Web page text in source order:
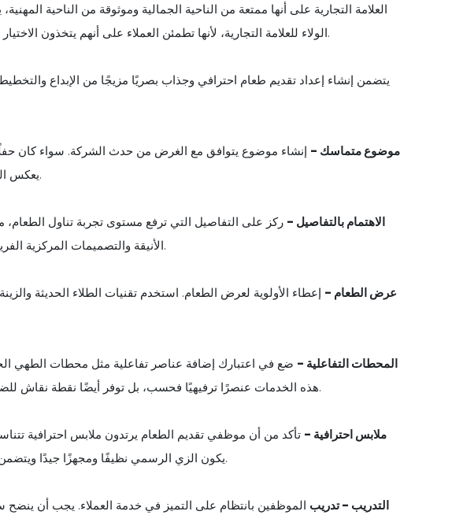
العلامة التجارية على أنها ممتعة من الناحية الجمالية وموثوقة من الناحية
الولاء للعلامة التجارية، لأنها تطمئن العملاء على أنهم يتخذونالخاصة بهم.
يتضمن إنشاء إعداد تقديم طعام احترافي وجذاب بصريًا مزيجًا من الإبداع
1. موضوع متماسك - إنشاء موضوع يتوافق مع الغرض من حدث الشركة. سواء كان
يعكس الموضوع النغمة ويكمل صورة العلامة التجارية.
2. الاهتمام بالتفاصيل - ركز على التفاصيل التي ترفع مستوى تجربة تناول الطعام،
الأنيقة والتصميمات المركزية الفريدة التي تعكس موضوع الحدث ونظام الألوان.
3. عرض الطعام - إعطاء الأولوية لعرض الطعام. استخدم تقنيات الطلاء الحديثة
4. المحطات التفاعلية - ضع في اعتبارك إضافة عناصر تفاعلية مثل محطات الطهي
هذه الخدمات عنصرًا ترفيهيًا فحسب، بل توفر أيضًا نقطة نقاش للضيوف، مما يجعل خدمة تقديم الطعام لا تُنسى.
5. ملابس احترافية - تأكد من أن موظفي تقديم الطعام يرتدون ملابس احترافية
يكون الزي الرسمي نظيفًا ومجهزًا جيدًا ويتضمن بطاقة اسم لتسهيل التعرف على الموظفين.
6. التدريب - تدريب الموظفين بانتظام على التميز في خدمة العملاء. يجب أن